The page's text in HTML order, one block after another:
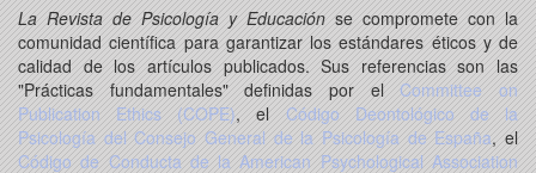
La Revista de Psicología y Educaciónse compromete con la
comunidad científica para garantizar los estándares éticos y de
calidad de los artículos publicados. Sus referencias son las
"Prácticas fundamentales" definidas por elCommittee on
Publication Ethics (COPE), elCódigo Deontológico de la
Psicología del Consejo General de la Psicología de España, el
Código de Conducta de la American Psychological Association